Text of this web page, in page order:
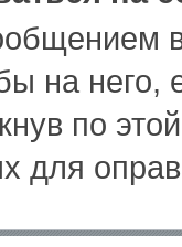
на него,
по
для